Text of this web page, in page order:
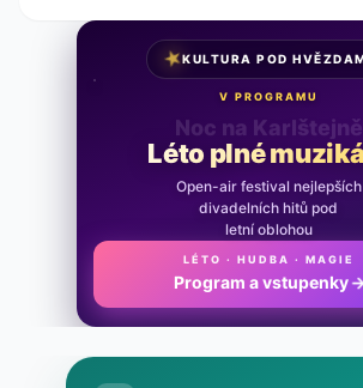
★KULTURA POD
V PROGRAMU
Noc na Karlštejně
Léto plné
Open-air festival nejlepších
divadelních hitů pod
letní oblohou
LÉTO · HUDBA · MAGIE
Program a vstupenky